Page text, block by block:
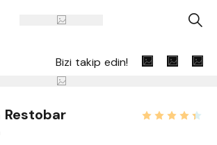
A
Bizi takip edin!